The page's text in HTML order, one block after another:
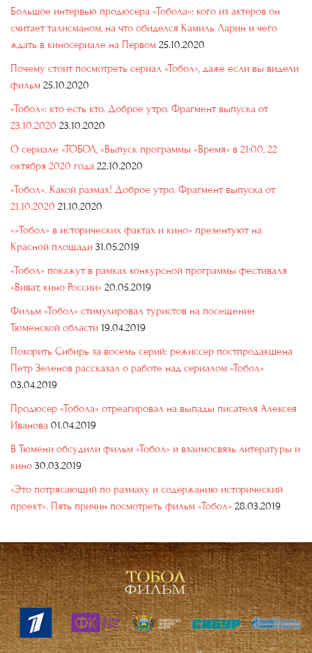
Большое интервью продюсера «Тобола»: кого из актеров он
считает талисманом, на что обиделся Камиль Ларин и чего
ждать в киносериале на Первом 25.10.2020
Почему стоит посмотреть сериал «Тобол», даже если вы видели
фильм 25.10.2020
«Тобол»: кто есть кто. Доброе утро. Фрагмент выпуска от
23.10.2020 23.10.2020
О сериале «ТОБОЛ, «Выпуск программы «Время» в 21:00, 22
октября 2020 года 22.10.2020
«Тобол». Какой размах! Доброе утро. Фрагмент выпуска от
21.10.2020 21.10.2020
«»Тобол» в исторических фактах и кино» презентуют на
Красной площади 31.05.2019
«Тобол» покажут в рамках конкурсной программы фестиваля
«Виват, кино России» 20.05.2019
Фильм «Тобол» стимулировал туристов на посещение
Тюменской области 19.04.2019
Покорить Сибирь за восемь серий: режиссер постпродакшена
Петр Зеленов рассказал о работе над сериалом «Тобол»
03.04.2019
Продюсер «Тобола» отреагировал на выпады писателя Алексея
Иванова 01.04.2019
В Тюмени обсудили фильм «Тобол» и взаимосвязь литературы и
кино 30.03.2019
«Это потрясающий по размаху и содержанию исторический
проект». Пять причин посмотреть фильм «Тобол» 28.03.2019